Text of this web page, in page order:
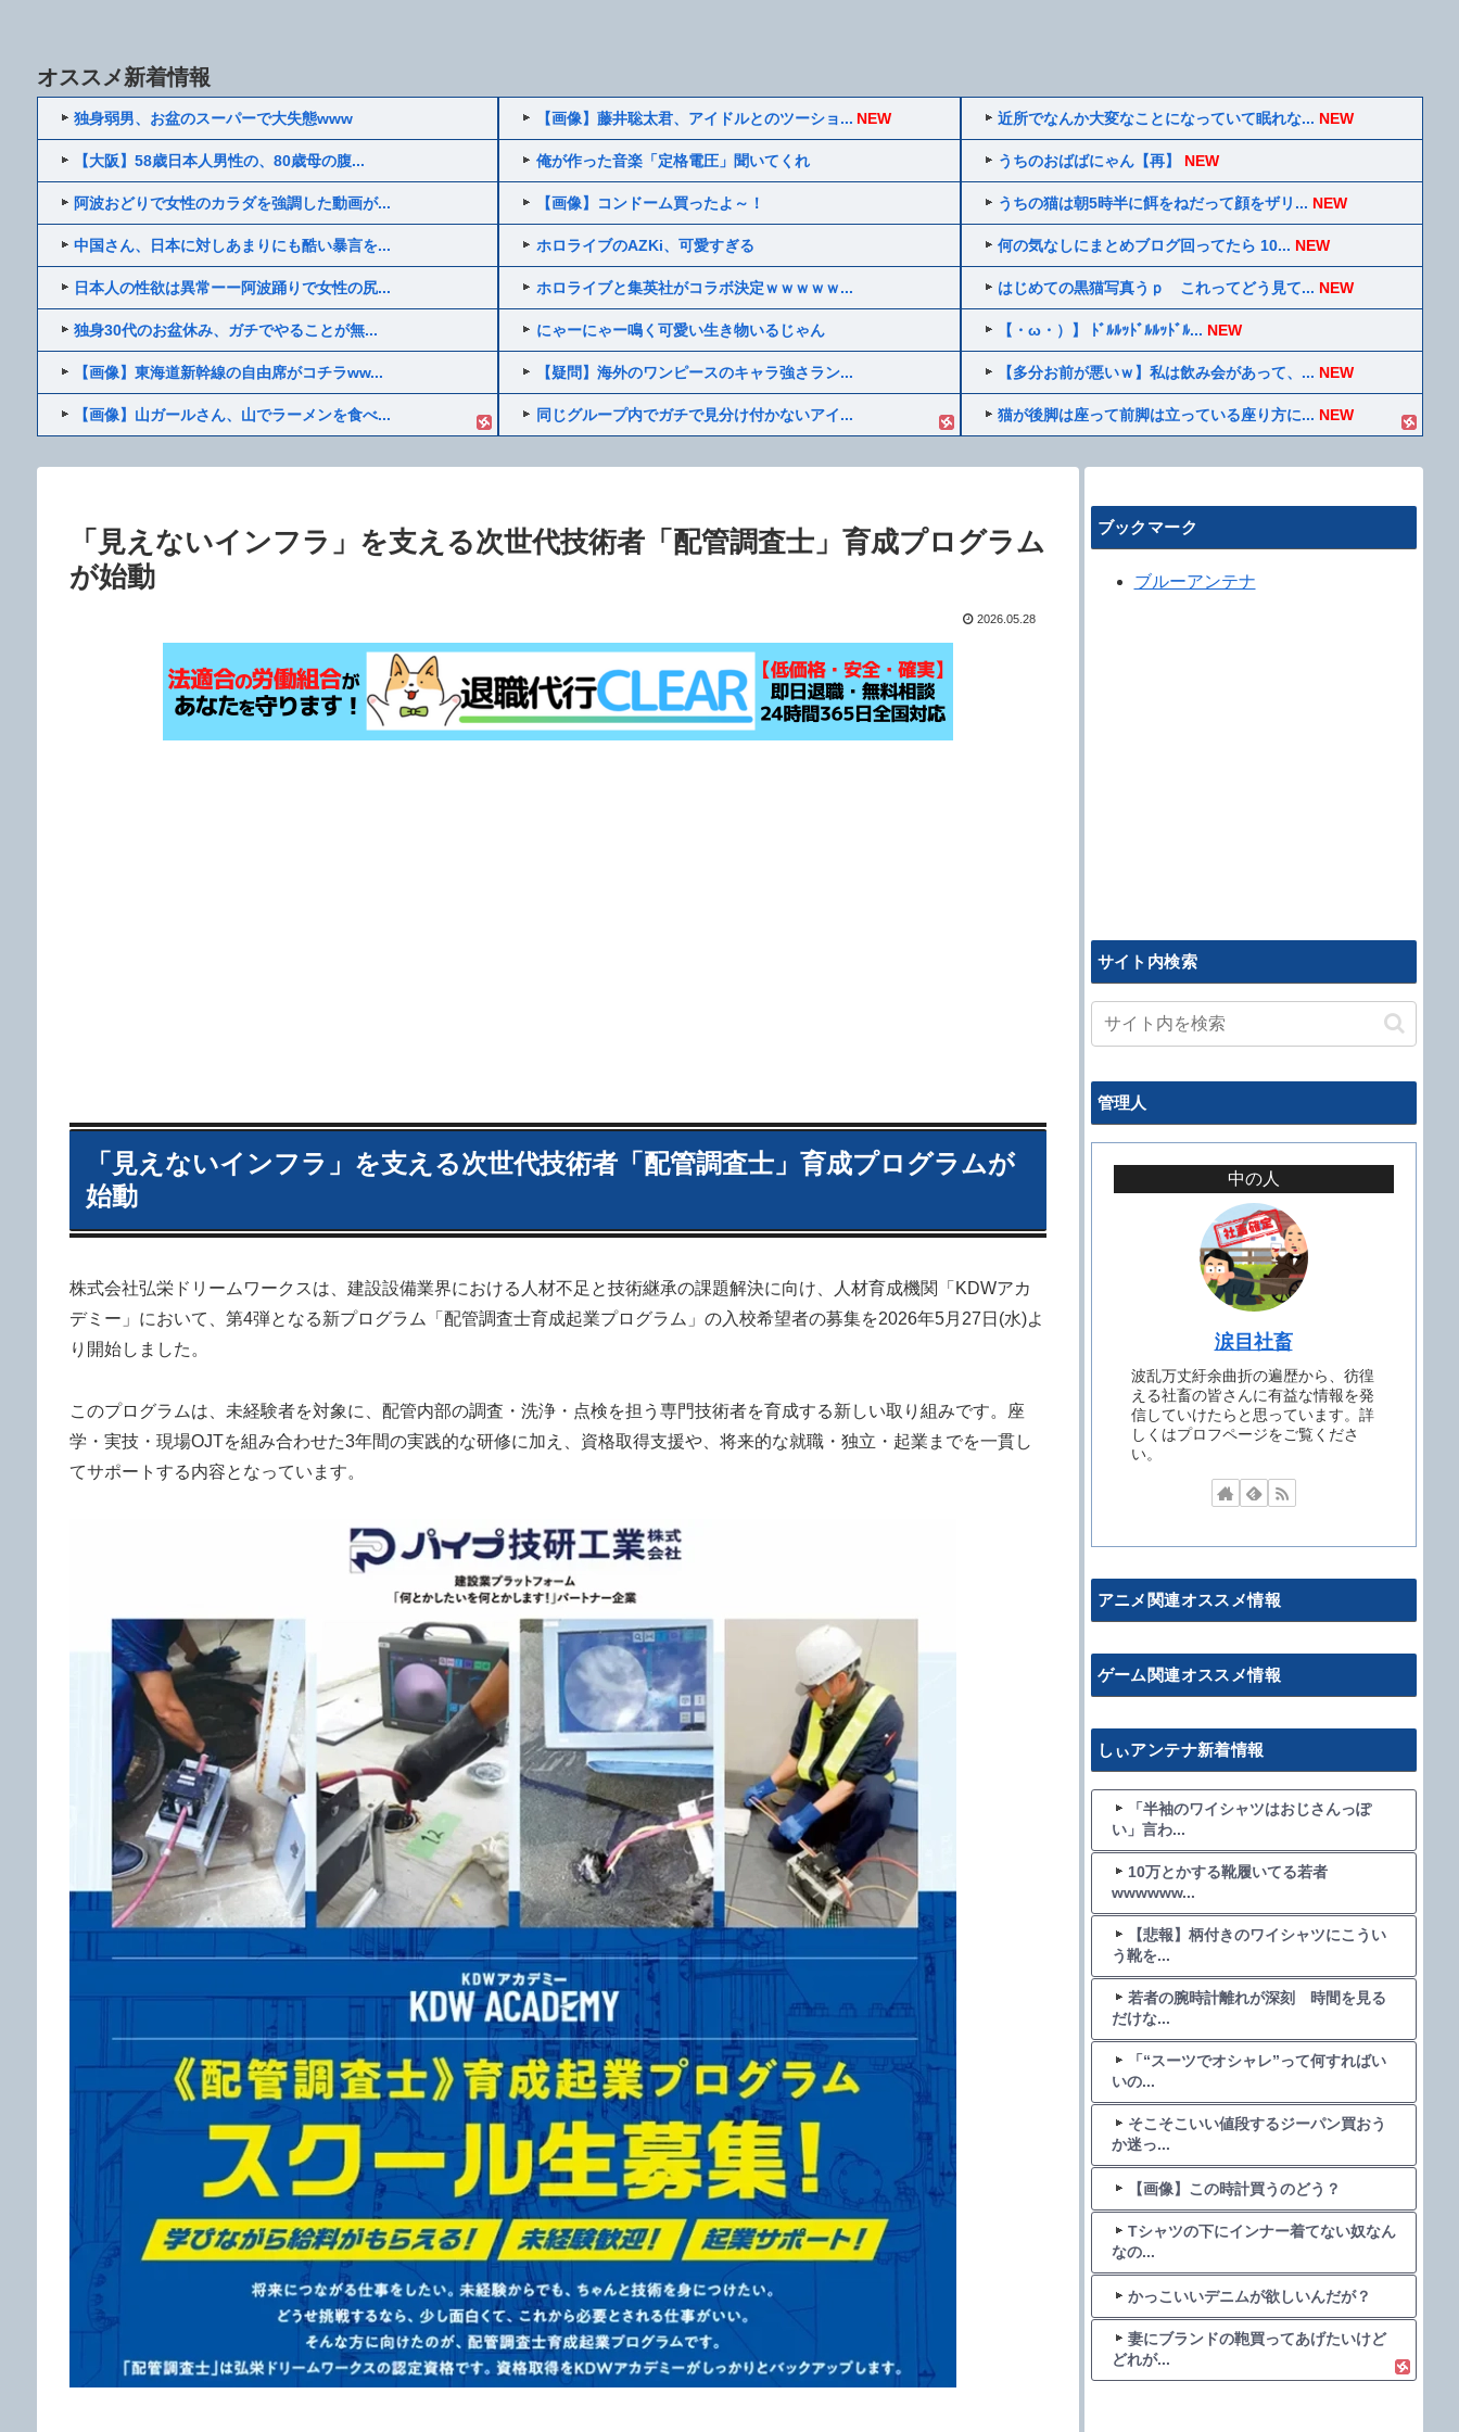
オススメ新着情報
独身弱男、お盆のスーパーで大失態www
【大阪】58歳日本人男性の、80歳母の腹...
阿波おどりで女性のカラダを強調した動画が...
中国さん、日本に対しあまりにも酷い暴言を...
日本人の性欲は異常ーー阿波踊りで女性の尻...
独身30代のお盆休み、ガチでやることが無...
【画像】東海道新幹線の自由席がコチラww...
【画像】山ガールさん、山でラーメンを食べ...
【画像】藤井聡太君、アイドルとのツーショ... NEW
俺が作った音楽「定格電圧」聞いてくれ
【画像】コンドーム買ったよ～！
ホロライブのAZKi、可愛すぎる
ホロライブと集英社がコラボ決定ｗｗｗｗｗ...
にゃーにゃー鳴く可愛い生き物いるじゃん
【疑問】海外のワンピースのキャラ強さラン...
同じグループ内でガチで見分け付かないアイ...
近所でなんか大変なことになっていて眠れな... NEW
うちのおばばにゃん【再】 NEW
うちの猫は朝5時半に餌をねだって顔をザリ... NEW
何の気なしにまとめブログ回ってたら 10... NEW
はじめての黒猫写真うｐ これってどう見て... NEW
【・ω・）】 ﾄﾞﾙﾙｯﾄﾞﾙﾙｯﾄﾞﾙ... NEW
【多分お前が悪いｗ】私は飲み会があって、... NEW
猫が後脚は座って前脚は立っている座り方に... NEW
「見えないインフラ」を支える次世代技術者「配管調査士」育成プログラム
が始動
2026.05.28
「見えないインフラ」を支える次世代技術者「配管調査士」育成プログラムが
始動
株式会社弘栄ドリームワークスは、建設設備業界における人材不足と技術継承の課題解決に向け、人材育成機関「KDWアカ
デミー」において、第4弾となる新プログラム「配管調査士育成起業プログラム」の入校希望者の募集を2026年5月27日(水)よ
り開始しました。
このプログラムは、未経験者を対象に、配管内部の調査・洗浄・点検を担う専門技術者を育成する新しい取り組みです。座
学・実技・現場OJTを組み合わせた3年間の実践的な研修に加え、資格取得支援や、将来的な就職・独立・起業までを一貫し
てサポートする内容となっています。
ブックマーク
ブルーアンテナ
サイト内検索
管理人
中の人
涙目社畜
波乱万丈紆余曲折の遍歴から、彷徨
える社畜の皆さんに有益な情報を発
信していけたらと思っています。詳
しくはプロフページをご覧くださ
い。
アニメ関連オススメ情報
ゲーム関連オススメ情報
しぃアンテナ新着情報
「半袖のワイシャツはおじさんっぽ
い」言わ...
10万とかする靴履いてる若者
wwwwww...
【悲報】柄付きのワイシャツにこうい
う靴を...
若者の腕時計離れが深刻 時間を見る
だけな...
「“スーツでオシャレ”って何すればい
いの...
そこそこいい値段するジーパン買おう
か迷っ...
【画像】この時計買うのどう？
Tシャツの下にインナー着てない奴なん
なの...
かっこいいデニムが欲しいんだが？
妻にブランドの鞄買ってあげたいけど
どれが...